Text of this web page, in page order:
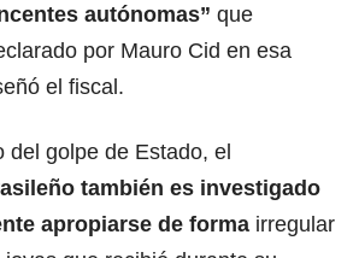
autónomas” que
por Mauro Cid en esa
el fiscal.
del golpe de Estado, el
también es investigado
apropiarse de forma irregular